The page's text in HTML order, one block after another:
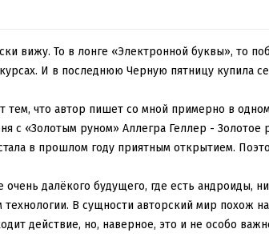
эти события могут быть связаны. Или возможно
Иды, а перерастает чуть ли не в заговор
жизнью, спасать друзей, ловить
осилить за вечер. Честно говоря, ещё бы
вижу. То в лонге «Электронной буквы», то
И в последнюю Черную пятницу купила
тем, что автор пишет со мной примерно в
с «Золотым руном» Аллегра Геллер - Золотое
в прошлом году приятным открытием.
далёкого будущего, где есть андроиды,
В сущности авторский мир похож
действие, но, наверное, это и не особо